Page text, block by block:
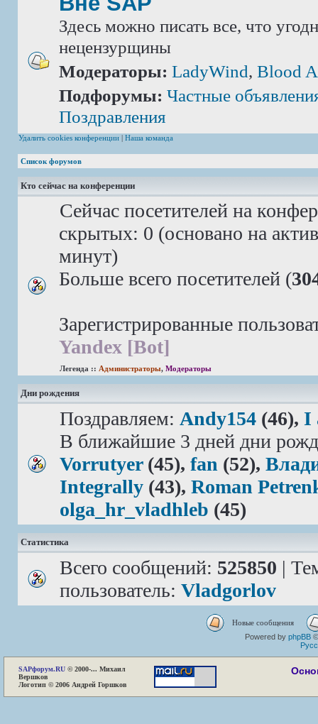
Здесь можно писать все, что
нецензурщины
Модераторы: LadyWind, Blood
Подфорумы: Частные
Поздравления
Удалить cookies конференции | Наша команда
Список форумов
Кто сейчас на конференции
Сейчас посетителей на
скрытых: 0 (основано на
минут)
Больше всего посетителей (
Зарегистрированные
Yandex [Bot]
Легенда :: Администраторы, Модераторы
Дни рождения
Поздравляем: Andy154 (46), I
В ближайшие 3 дней дни
Vorrutyer(45), fan (52),
Integrally (43), Roman
olga_hr_vladhleb (45)
Статистика
Всего сообщений: 525850 |
пользователь: Vladgorlov
Новые сообщения
Powered by phpBB
SAPфорум.RU © 2000-... Михаил
Вершков
Логотип © 2006 Андрей Горшков